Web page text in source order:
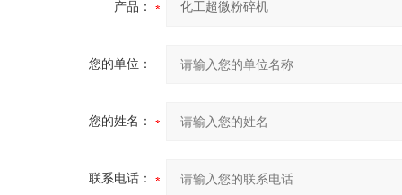
产品：
您的单位：
您的姓名：
联系电话：